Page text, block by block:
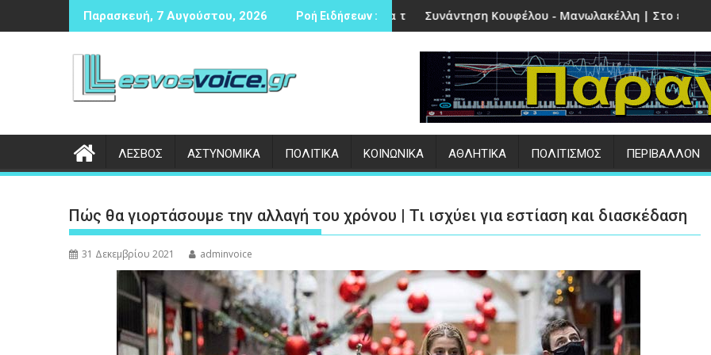
στο
Παρασκευή, 7 Αυγούστου, 2026 Ροή Ειδήσεων :
Δικογραφία σε βάρος 23χρονου ημεδαπού για τροχαίο στην ΠέτραΣυνάντηση Κουφέλου - Μανωλακέλλη | Στο επίκεντρο το παλιό
Επιτυχημένες οι
ΛΕΣΒΟΣ ΑΣΤΥΝΟΜΙΚΑ ΠΟΛΙΤΙΚΑ ΚΟΙΝΩΝΙΚΑ ΑΘΛΗΤΙΚΑ ΠΟΛΙΤΙΣΜΟΣ ΠΕΡΙΒΑΛΛΟΝ
Πώς θα γιορτάσουμε την αλλαγή του χρόνου | Τι ισχύει για εστίαση και διασκέδαση
31 Δεκεμβρίου 2021 adminvoice